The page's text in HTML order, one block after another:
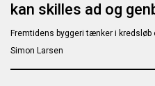
kan skilles ad og
Fremtidens byggeri tænker i
Simon Larsen